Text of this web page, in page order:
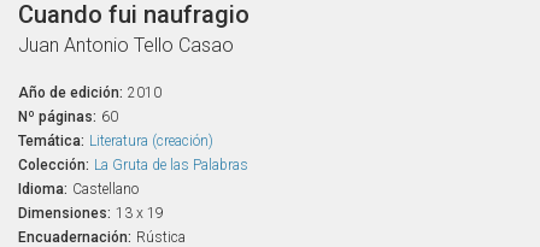
Cuando fui naufragio
Juan Antonio Tello Casao
Año de edición: 2010
Nº páginas: 60
Temática: Literatura (creación)
Colección: La Gruta de las Palabras
Idioma: Castellano
Dimensiones: 13 x 19
Encuadernación: Rústica